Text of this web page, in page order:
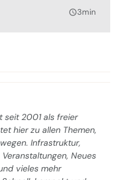
query_builder3min
seit 2001 als freier
hier zu allen Themen,
Infrastruktur,
Neues
vieles mehr